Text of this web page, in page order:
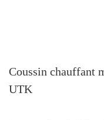
Coussin chauffant
UTK